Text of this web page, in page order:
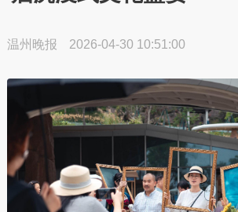
温州晚报 2026-04-30 10:51:00